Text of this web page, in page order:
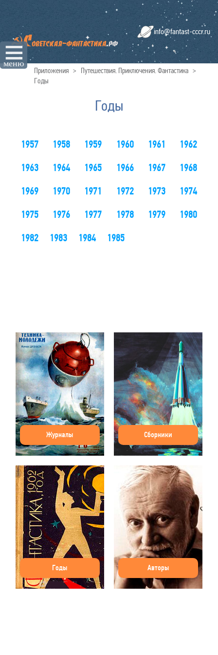
☰
меню
info@fantast-cccr.ru
Приложения > Путешествия. Приключения. Фантастика >
Годы
Годы
1957 1958 1959 1960 1961
1962
1963
1964 1965 1966 1967
1968
1969
1970 1971 1972 1973
1974
1975
1976 1977 1978 1979
1980
1982
1983 1984 1985
Журналы Сборники
Годы Авторы